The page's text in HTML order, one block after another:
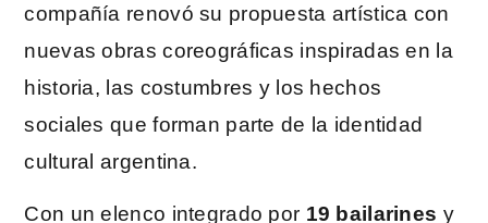
compañía renovó su propuesta artística con
nuevas obras coreográficas inspiradas en la
historia, las costumbres y los hechos
sociales que forman parte de la identidad
cultural argentina.
Con un elenco integrado por 19 bailarines y